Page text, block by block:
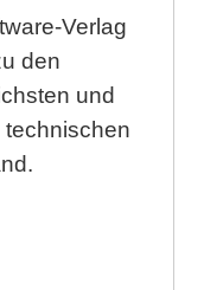
Verlag
den
und
technischen